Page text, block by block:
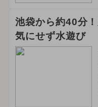
池袋から約40分
気にせず水遊び